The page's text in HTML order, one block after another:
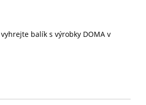
balík s výrobky DOMA v